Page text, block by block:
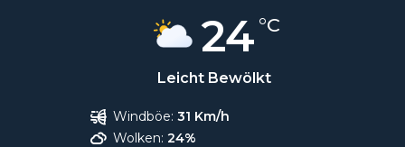
24 °C
Leicht Bewölkt
Windböe: 31 Km/h
Wolken: 24%